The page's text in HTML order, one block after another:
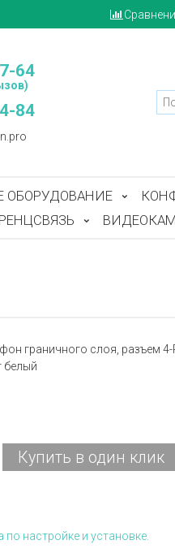
64
84
ОБОРУДОВАНИЕ
граничного слоя, разъем 4-
белый
Купить в один клик
настройке и установке.